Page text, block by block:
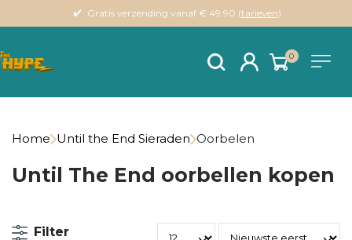
Gratis verzending vanaf € 49.90 (tarieven)
0
Home Until the End Sieraden Oorbelen
Until The End oorbellen kopen
Filter